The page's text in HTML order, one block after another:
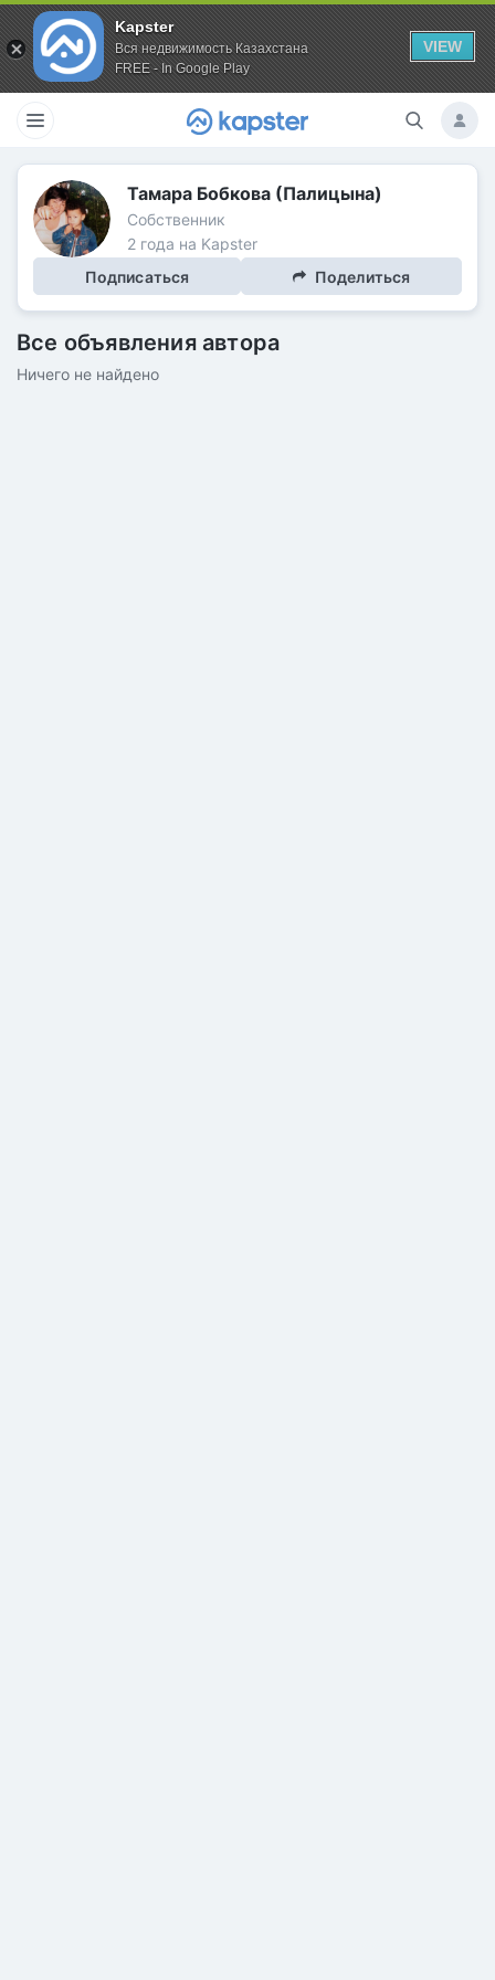
Kapster
Вся недвижимость Казахстана
FREE - In Google Play
VIEW
Тамара Бобкова (Палицына)
Собственник
2 года на Kapster
Подписаться
Поделиться
Все объявления автора
Ничего не найдено